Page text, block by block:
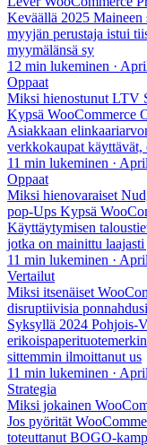
Keväällä 2025 Maineen
myyjän perustaja istui
myymälänsä sy
12 min lukeminen ·
Oppaat
Miksi hienostunut LTV
Kypsä WooCommerce
Asiakkaan
verkkokaupat käyttävät,
11 min lukeminen ·
Oppaat
Miksi hienovaraiset
pop-Ups Kypsä
Käyttäytymisen
jotka on mainittu
11 min lukeminen ·
Vertailut
Miksi itsenäiset
disruptiivisia
Syksyllä 2024 Pohjois-
sittemmin ilmoittanut us
11 min lukeminen ·
Strategia
Miksi jokainen
Jos pyörität
toteuttanut BOGO-